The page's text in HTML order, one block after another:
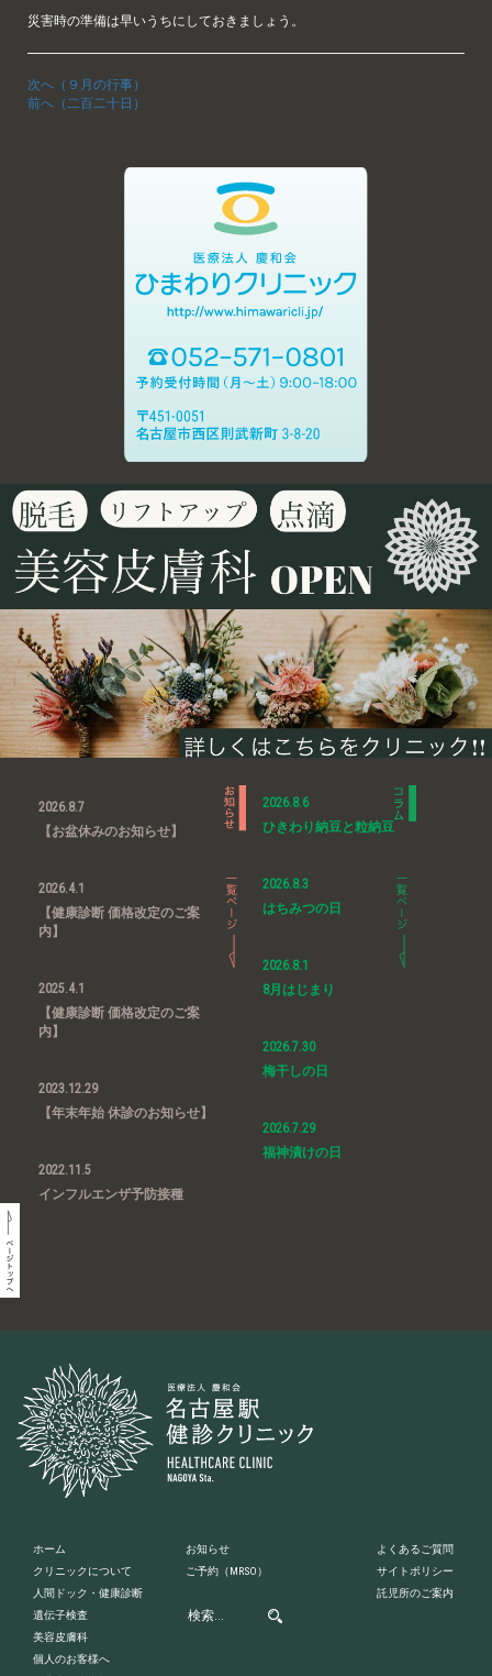
災害時の準備は早いうちにしておきましょう。
次へ（９月の行事）
前へ（二百二十日）
2026.8.7
【お盆休みのお知らせ】
2026.4.1
【健康診断 価格改定のご案
内】
2025.4.1
【健康診断 価格改定のご案
内】
2023.12.29
【年末年始 休診のお知らせ】
2022.11.5
インフルエンザ予防接種
2026.8.6
ひきわり納豆と粒納豆
2026.8.3
はちみつの日
2026.8.1
8月はじまり
2026.7.30
梅干しの日
2026.7.29
福神漬けの日
ホーム
クリニックについて
人間ドック・健康診断
遺伝子検査
美容皮膚科
個人のお客様へ
お知らせ
ご予約 （MRSO）
よくあるご質問
サイトポリシー
託児所のご案内